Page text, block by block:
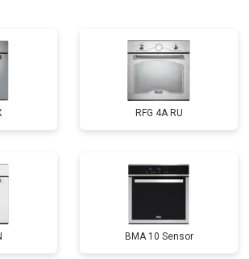
RFG 4A RU
BMA 10 Sensor